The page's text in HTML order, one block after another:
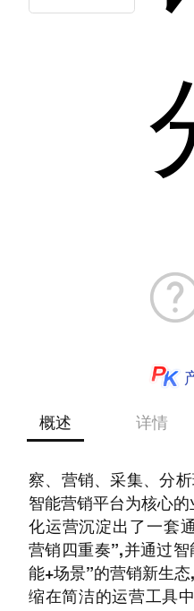
概述
详情
察、营销、采集、分
智能营销平台为核心
化运营沉淀出了一套
营销四重奏”,并通过
能+场景”的营销新生
缩在简洁的运营工具